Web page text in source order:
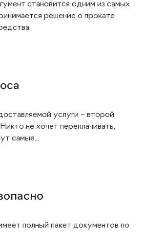
становится одним из самых
решение о прокате
услуги – второй
не хочет переплачивать,
самые...
полный пакет документов по